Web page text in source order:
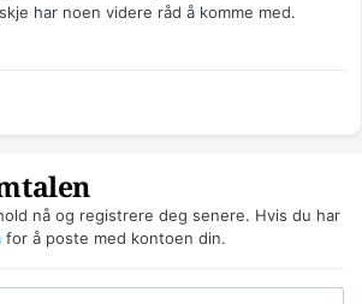
har noen videre råd å komme med.
nå og registrere deg senere. Hvis du har
for å poste med kontoen din.